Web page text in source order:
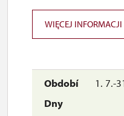
1. 7.-
WIĘCEJ